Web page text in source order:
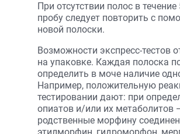
При отсутствии полос в
пробу следует повторить с
новой полоски.
Возможности экспресс-тестов
на упаковке. Каждая полоска
определить в моче наличие
Например, положительную
тестировании дают: при
опиатов и/или их метаболитов
родственные морфину